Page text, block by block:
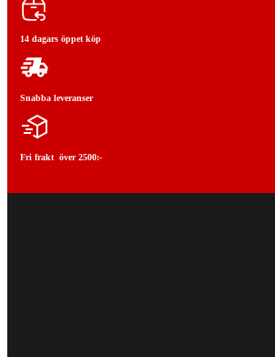
14 dagars öppet köp
Snabba leveranser
Fri frakt över 2500:-